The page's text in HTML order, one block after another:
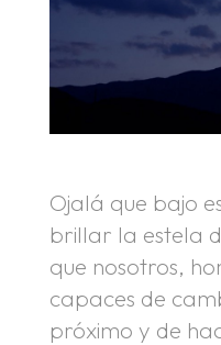
Ojalá que bajo
brillar la estela
que nosotros,
capaces de
próximo y de